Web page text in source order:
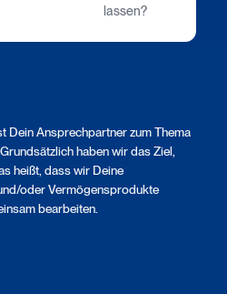
lassen?
Dein Ansprechpartner zum Thema
haben wir das Ziel,
heißt, dass wir Deine
oder Vermögensprodukte
bearbeiten.